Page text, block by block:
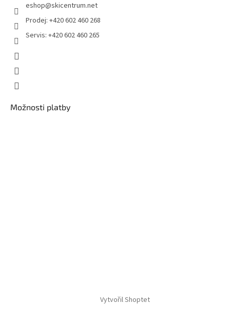
eshop@skicentrum.net
Prodej: +420 602 460 268
Servis: +420 602 460 265
Možnosti platby
Vytvořil Shoptet